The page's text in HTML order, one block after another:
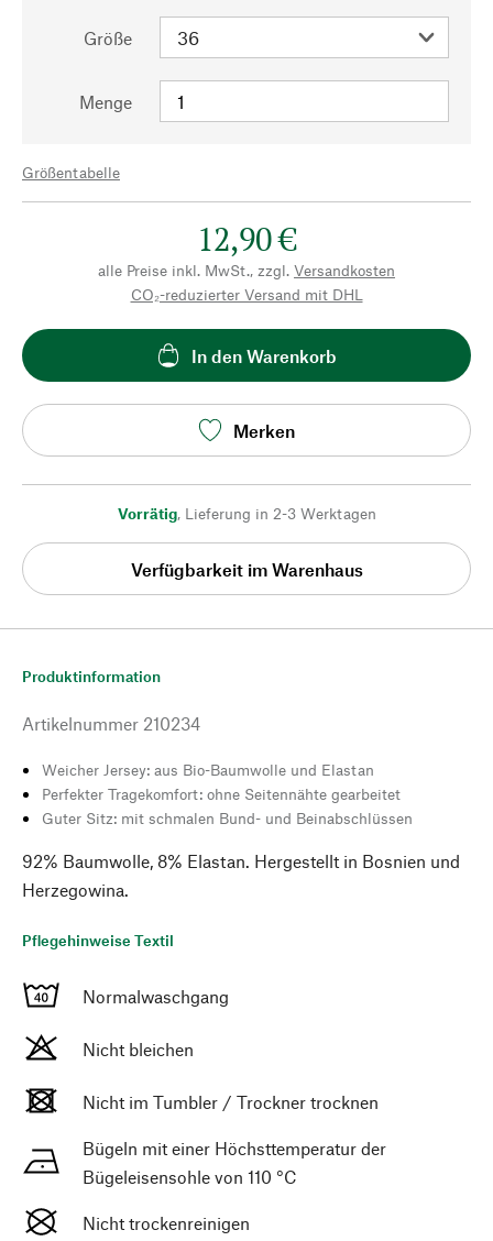
Größe
Menge
Größentabelle
12,90 €
alle Preise inkl. MwSt., zzgl. Versandkosten
CO₂-reduzierter Versand mit DHL
In den Warenkorb
Merken
Vorrätig, Lieferung in 2-3 Werktagen
Verfügbarkeit im Warenhaus
Produktinformation
Artikelnummer 210234
Weicher Jersey: aus Bio-Baumwolle und Elastan
Perfekter Tragekomfort: ohne Seitennähte gearbeitet
Guter Sitz: mit schmalen Bund- und Beinabschlüssen
92% Baumwolle, 8% Elastan. Hergestellt in Bosnien und
Herzegowina.
Pflegehinweise Textil
Normalwaschgang
Nicht bleichen
Nicht im Tumbler / Trockner trocknen
Bügeln mit einer Höchsttemperatur der
Bügeleisensohle von 110 °C
Nicht trockenreinigen